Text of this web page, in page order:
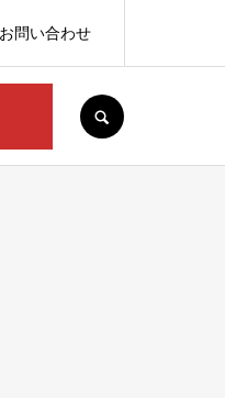
お問い合わせ